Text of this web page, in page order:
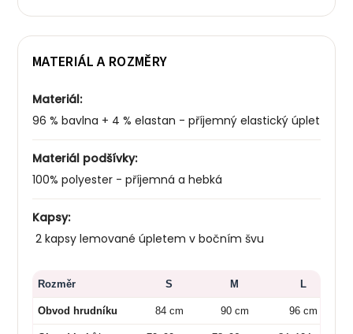
MATERIÁL A ROZMĚRY
Materiál:
96 % bavlna + 4 % elastan - příjemný elastický úplet
Materiál podšívky:
100% polyester - příjemná a hebká
Kapsy:
2 kapsy lemované úpletem v bočním švu
Rozměr S M L
Obvod hrudníku 84 cm 90 cm 96 cm